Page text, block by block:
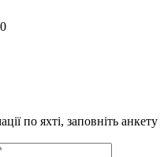
по яхті, заповніть анкету